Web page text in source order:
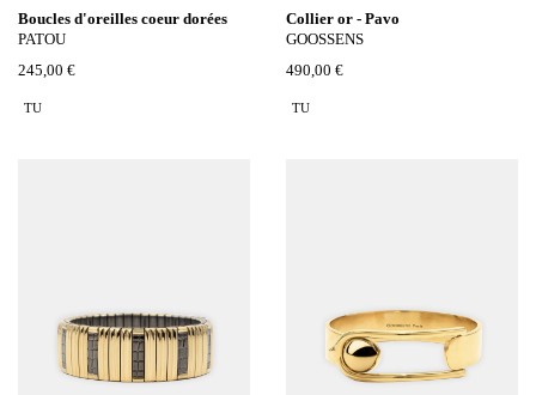
Boucles d'oreilles coeur dorées
PATOU
245,00 €
TU
Collier or - Pavo
GOOSSENS
490,00 €
TU